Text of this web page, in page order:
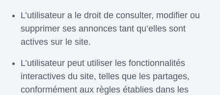
L’utilisateur a le droit de consulter, modifier ou
supprimer ses annonces tant qu’elles sont
actives sur le site.
L’utilisateur peut utiliser les fonctionnalités
interactives du site, telles que les partages,
conformément aux règles établies dans les